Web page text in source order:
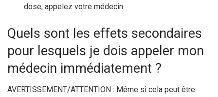
dose, appelez votre médecin.
Quels sont les effets secondaires
pour lesquels je dois appeler mon
médecin immédiatement ?
AVERTISSEMENT/ATTENTION : Même si cela peut être